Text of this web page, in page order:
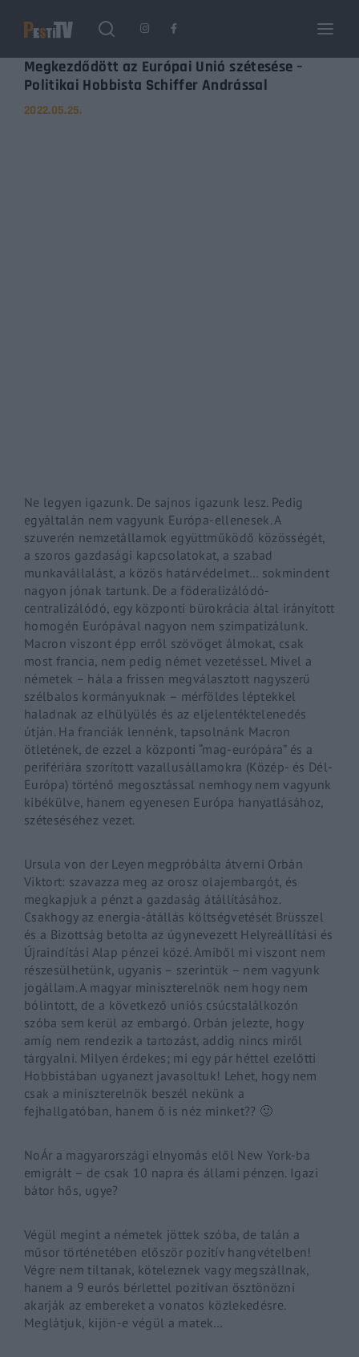
Megkezdődött az Európai Unió szétesése –
Politikai Hobbista Schiffer Andrással
2022.05.25.
Ne legyen igazunk. De sajnos igazunk lesz. Pedig
egyáltalán nem vagyunk Európa-ellenesek. A
szuverén nemzetállamok együttműködő közösségét,
a szoros gazdasági kapcsolatokat, a szabad
munkavállalást, a közös határvédelmet… sokmindent
nagyon jónak tartunk. De a föderalizálódó-
centralizálódó, egy központi bürokrácia által irányított
homogén Európával nagyon nem szimpatizálunk.
Macron viszont épp erről szövöget álmokat, csak
most francia, nem pedig német vezetéssel. Mivel a
németek – hála a frissen megválasztott nagyszerű
szélbalos kormányuknak – mérföldes léptekkel
haladnak az elhülyülés és az eljelentéktelenedés
útján. Ha franciák lennénk, tapsolnánk Macron
ötletének, de ezzel a központi “mag-európára” és a
perifériára szorított vazallusállamokra (Közép- és Dél-
Európa) történő megosztással nemhogy nem vagyunk
kibékülve, hanem egyenesen Európa hanyatlásához,
széteséséhez vezet.
Ursula von der Leyen megpróbálta átverni Orbán
Viktort: szavazza meg az orosz olajembargót, és
megkapjuk a pénzt a gazdaság átállításához.
Csakhogy az energia-átállás költségvetését Brüsszel
és a Bizottság betolta az úgynevezett Helyreállítási és
Újraindítási Alap pénzei közé. Amiből mi viszont nem
részesülhetünk, ugyanis – szerintük – nem vagyunk
jogállam. A magyar miniszterelnök nem hogy nem
bólintott, de a következő uniós csúcstalálkozón
szóba sem kerül az embargó. Orbán jelezte, hogy
amíg nem rendezik a tartozást, addig nincs miről
tárgyalni. Milyen érdekes; mi egy pár héttel ezelőtti
Hobbistában ugyanezt javasoltuk! Lehet, hogy nem
csak a miniszterelnök beszél nekünk a
fejhallgatóban, hanem ő is néz minket?? 🙂
NoÁr a magyarországi elnyomás elől New York-ba
emigrált – de csak 10 napra és állami pénzen. Igazi
bátor hős, ugye?
Végül megint a németek jöttek szóba, de talán a
műsor történetében először pozitív hangvételben!
Végre nem tiltanak, köteleznek vagy megszállnak,
hanem a 9 eurós bérlettel pozitívan ösztönözni
akarják az embereket a vonatos közlekedésre.
Meglátjuk, kijön-e végül a matek…
Login Register
Username or Email Address